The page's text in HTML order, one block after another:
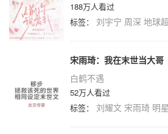
188万人看过
标签： 刘宇宁 周深 地球
宋雨琦：我在末世当大哥
白鹤不遇
52万人看过
标签： 刘耀文 宋雨琦 明